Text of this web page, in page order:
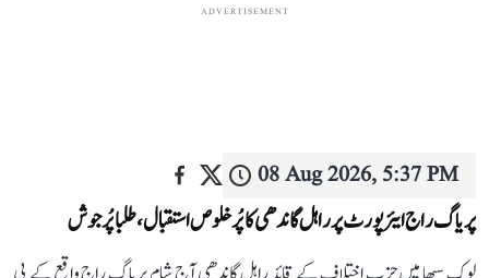
ADVERTISEMENT
08 Aug 2026, 5:37 PM
پریاگ راج ایئرپورٹ پر راہل گاندھی کا پُرخلوص استقبال، طلبا پُرجوش